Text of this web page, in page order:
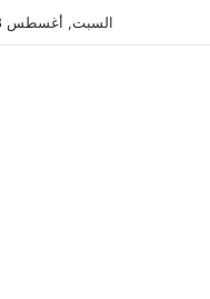
السبت, أغسطس 8 2026